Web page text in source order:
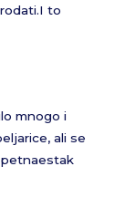
to
mnogo i
ali se